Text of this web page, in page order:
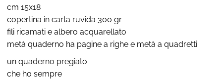
cm 15x18
copertina in carta ruvida 300 gr
fili ricamati e albero acquarellato
metà quaderno ha pagine a righe e metà a quadretti
un quaderno pregiato
che ho sempre